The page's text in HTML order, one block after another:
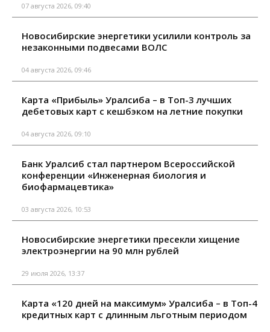
07 августа 2026, 09:40
Новосибирские энергетики усилили контроль за
незаконными подвесами ВОЛС
04 августа 2026, 09:46
Карта «Прибыль» Уралсиба – в Топ-3 лучших
дебетовых карт с кешбэком на летние покупки
04 августа 2026, 09:10
Банк Уралсиб стал партнером Всероссийской
конференции «Инженерная биология и
биофармацевтика»
03 августа 2026, 10:53
Новосибирские энергетики пресекли хищение
электроэнергии на 90 млн рублей
29 июля 2026, 13:37
Карта «120 дней на максимум» Уралсиба – в Топ-4
кредитных карт с длинным льготным периодом